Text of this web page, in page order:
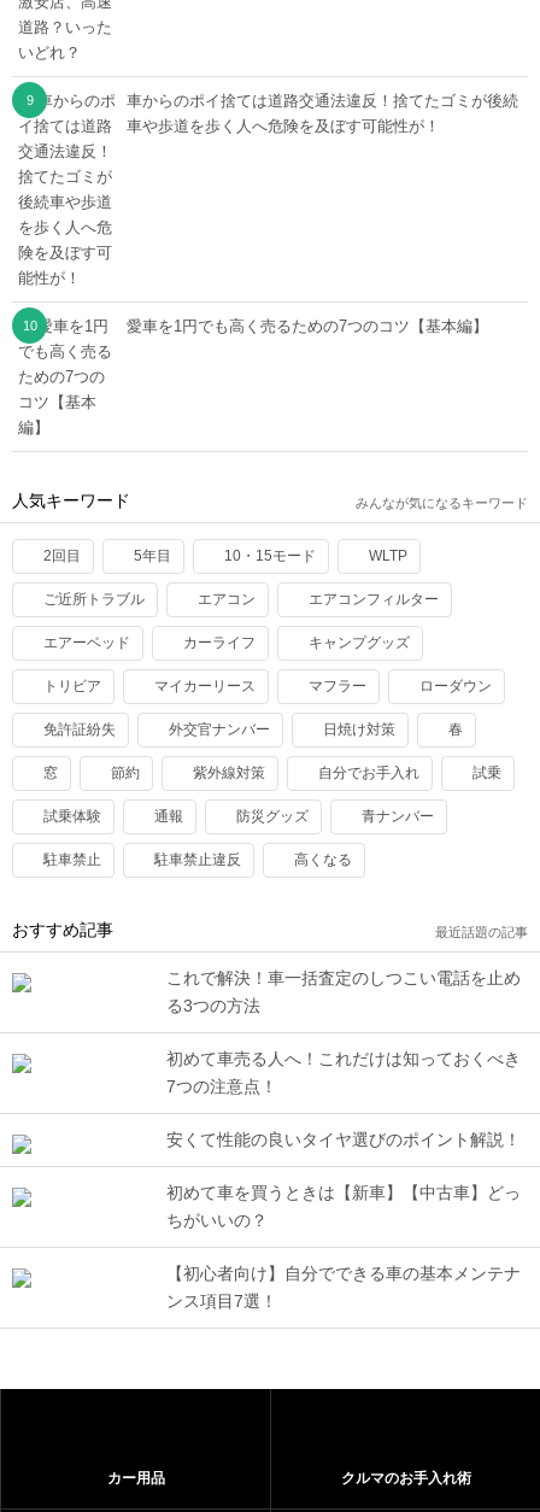
車からのポイ捨ては道路交通法違反！捨てたゴミが後続
車や歩道を歩く人へ危険を及ぼす可能性が！
愛車を1円でも高く売るための7つのコツ【基本編】
人気キーワード みんなが気になるキーワード
2回目 5年目 10・15モード WLTP
ご近所トラブル エアコン エアコンフィルター
エアーベッド カーライフ キャンプグッズ
トリビア マイカーリース マフラー ローダウン
免許証紛失 外交官ナンバー 日焼け対策 春
窓 節約 紫外線対策 自分でお手入れ 試乗
試乗体験 通報 防災グッズ 青ナンバー
駐車禁止 駐車禁止違反 高くなる
おすすめ記事 最近話題の記事
これで解決！車一括査定のしつこい電話を止め
る3つの方法
初めて車売る人へ！これだけは知っておくべき
7つの注意点！
安くて性能の良いタイヤ選びのポイント解説！
初めて車を買うときは【新車】【中古車】どっ
ちがいいの？
【初心者向け】自分でできる車の基本メンテナ
ンス項目7選！
カー用品 クルマのお手入れ術